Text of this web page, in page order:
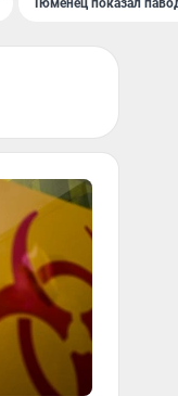
Тюменец показал